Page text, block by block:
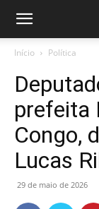
Início Política
prefeita
Congo,
Lucas
29 de maio de 2026